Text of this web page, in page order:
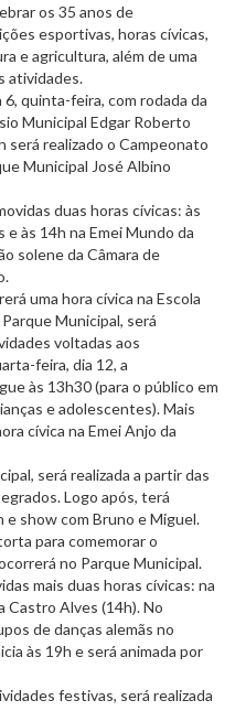
os 35 anos de
esportivas, horas cívicas,
e agricultura, além de uma
atividades.
quinta-feira, com rodada da
Municipal Edgar Roberto
será realizado o Campeonato
Municipal José Albino
duas horas cívicas: às
às 14h na Emei Mundo da
solene da Câmara de
uma hora cívica na Escola
Municipal, será
voltadas aos
feira, dia 12, a
às 13h30 (para o público em
e adolescentes). Mais
cívica na Emei Anjo da
será realizada a partir das
Logo após, terá
e show com Bruno e Miguel.
para comemorar o
no Parque Municipal.
mais duas horas cívicas: na
Castro Alves (14h). No
de danças alemãs no
às 19h e será animada por
festivas, será realizada